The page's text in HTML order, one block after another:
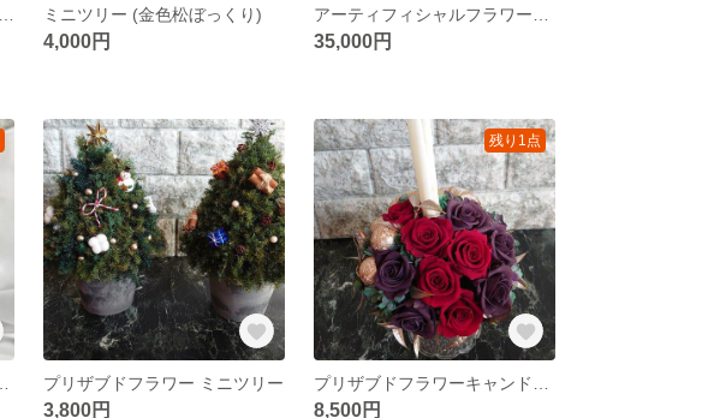
ミニツリー (金色松ぼっくり)
4,000円 35,000円
プリザブドフラワー ミニツリー
3,800円
残り1点
8,500円